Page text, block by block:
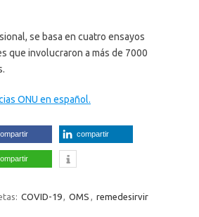
se basa en cuatro ensayos
que involucraron a más de 7000
ONU en español.
compartir
COVID-19, OMS , remedesirvir